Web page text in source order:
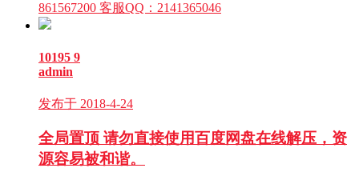
861567200 客服QQ：2141365046
10195 9
admin
发布于 2018-4-24
全局置顶 请勿直接使用百度网盘在线解压，资
源容易被和谐。